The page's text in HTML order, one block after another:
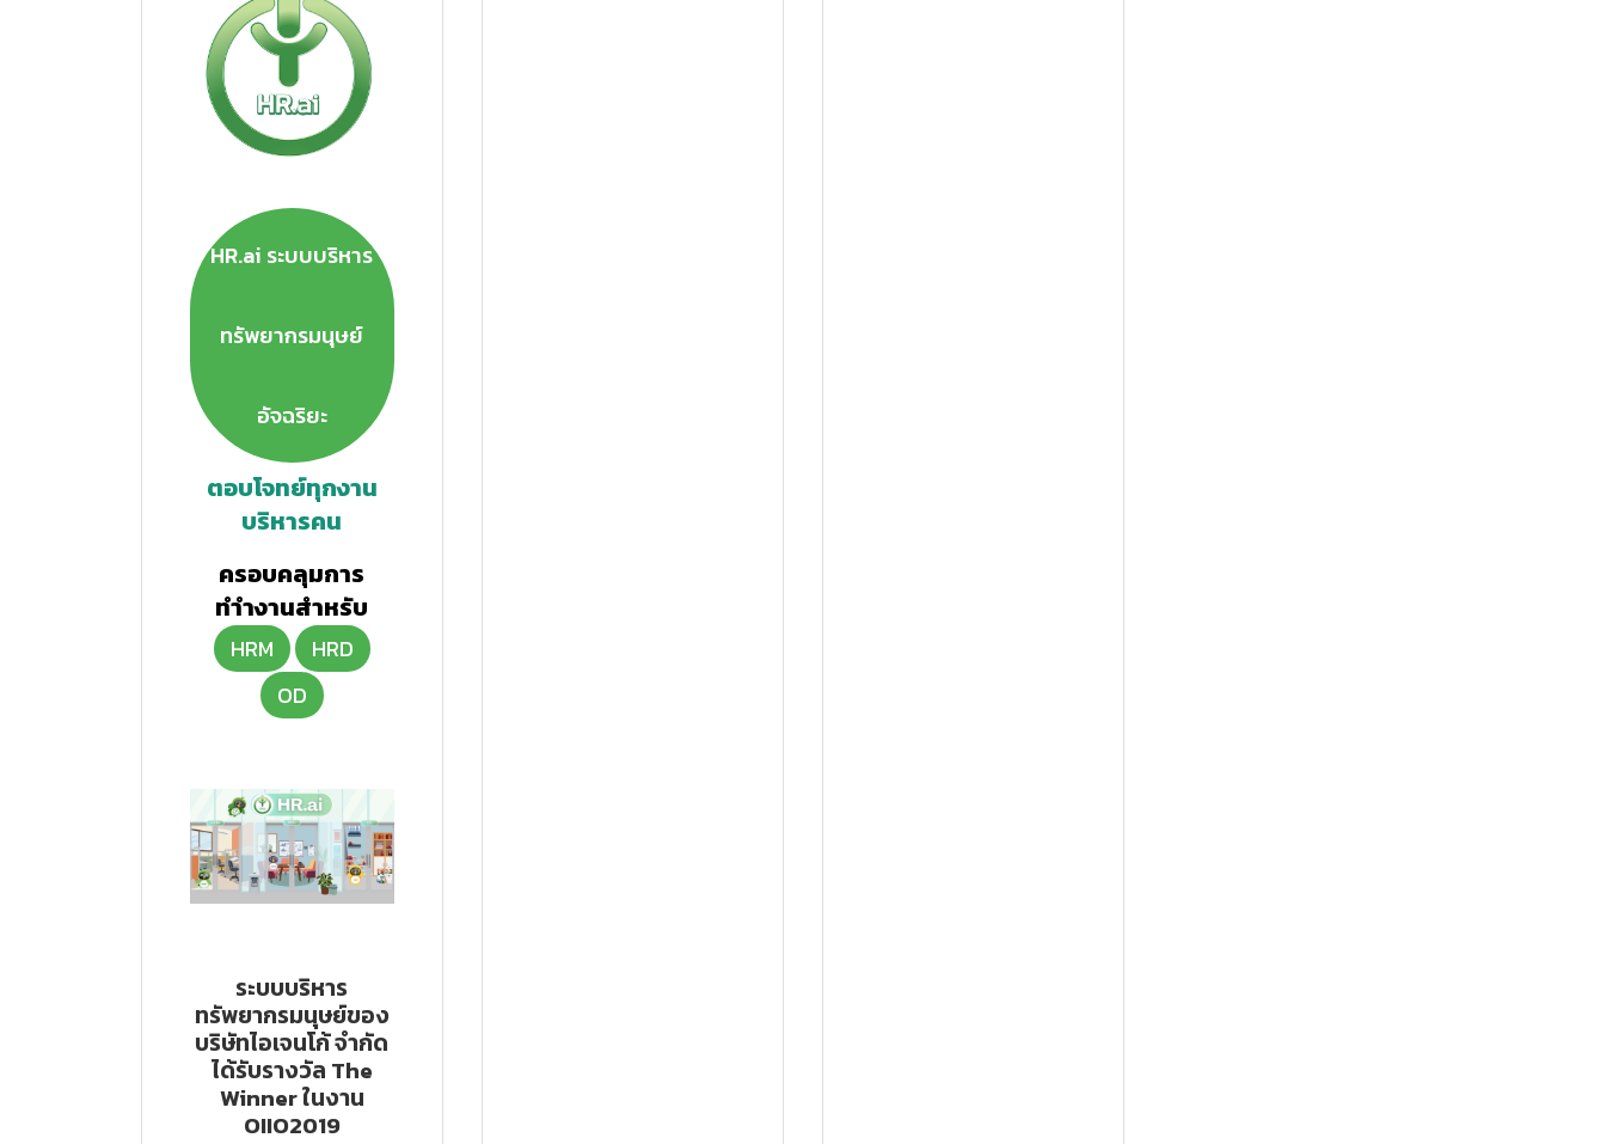
HR.ai ระบบบริหาร
ทรัพยากรมนุษย์
อัจฉริยะ
ตอบโจทย์ทุกงาน
บริหารคน
ครอบคลุมการ
ทำงานสำหรับ
HRM
HRD
OD
ระบบบริหาร
ทรัพยากรมนุษย์ของ
บริษัทไอเจนโก้ จำกัด
ได้รับรางวัล The
Winner ในงาน
OIIO2019